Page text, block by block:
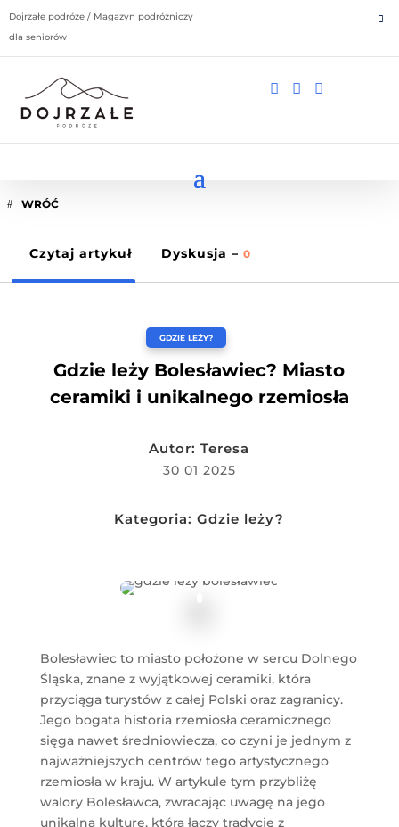
Dojrzałe podróże / Magazyn podróżniczy
dla seniorów
  
WRÓĆ
Czytaj artykuł Dyskusja – 0
GDZIE LEŻY?
Gdzie leży Bolesławiec? Miasto
ceramiki i unikalnego rzemiosła
Autor:Teresa
30 01 2025
Kategoria:Gdzie leży?
Bolesławiec to miasto położone w sercu Dolnego
Śląska, znane z wyjątkowej ceramiki, która
przyciąga turystów z całej Polski oraz zagranicy.
Jego bogata historia rzemiosła ceramicznego
sięga nawet średniowiecza, co czyni je jednym z
najważniejszych centrów tego artystycznego
rzemiosła w kraju. W artykule tym przybliżę
walory Bolesławca, zwracając uwagę na jego
unikalną kulturę, która łączy tradycję z